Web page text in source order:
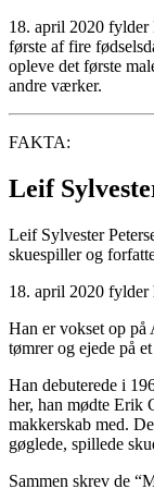
18. april 2020 fylder
første af fire
opleve det første
andre værker.
FAKTA:
Leif
Leif Sylvester
skuespiller og
18. april 2020 fylder
Han er vokset op på
tømrer og ejede på
Han debuterede i
her, han mødte Erik
makkerskab med.
gøglede, spillede
Sammen skrev de